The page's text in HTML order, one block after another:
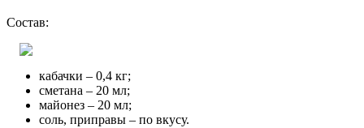
Состав:
кабачки – 0,4 кг;
сметана – 20 мл;
майонез – 20 мл;
соль, приправы – по вкусу.